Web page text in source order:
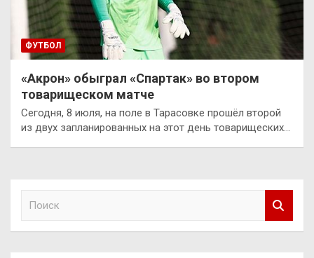
ФУТБОЛ
«Акрон» обыграл «Спартак» во втором
товарищеском матче
Сегодня, 8 июля, на поле в Тарасовке прошёл второй
из двух запланированных на этот день товарищеских…